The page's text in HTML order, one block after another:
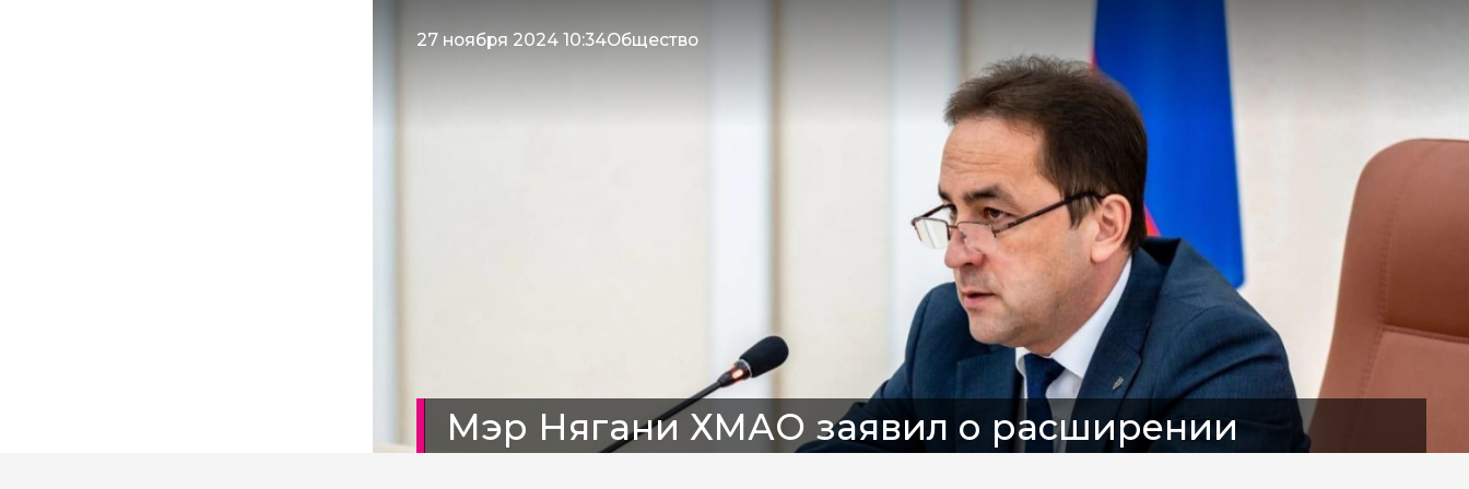
27 ноября 2024 10:34Общество
Мэр Нягани ХМАО заявил о расширении